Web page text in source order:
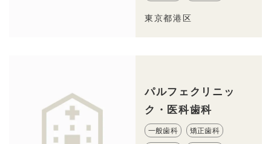
東京都港区
パルフェクリニッ
ク・医科歯科
一般歯科 矯正歯科